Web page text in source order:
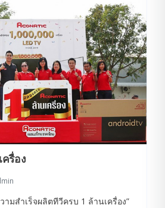
ครื่อง
มสำเร็จผลิตทีวีครบ 1 ล้านเครื่อง”